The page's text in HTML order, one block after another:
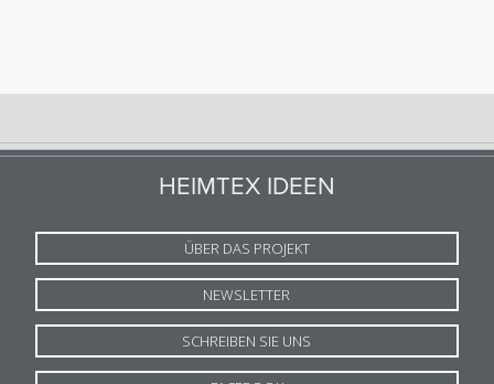
HEIMTEX IDEEN
ÜBER DAS PROJEKT
NEWSLETTER
SCHREIBEN SIE UNS